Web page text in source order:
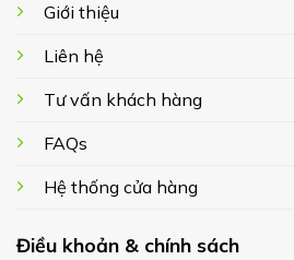
Giới thiệu
Liên hệ
Tư vấn khách hàng
FAQs
Hệ thống cửa hàng
Điều khoản & chính sách